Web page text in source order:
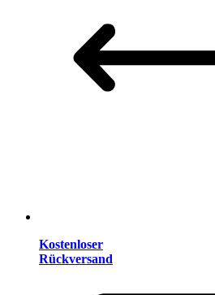
Kostenloser
Rückversand